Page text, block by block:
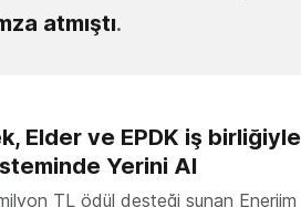
atmıştı.
Elder ve EPDK iş birliğiyle
Yerini Al
TL ödül desteği sunan Enerjim